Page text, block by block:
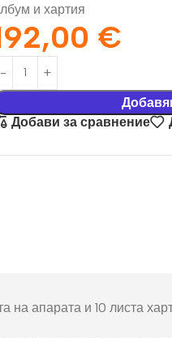
и хартия
€
Добави за сравнение
апарата и 10 листа